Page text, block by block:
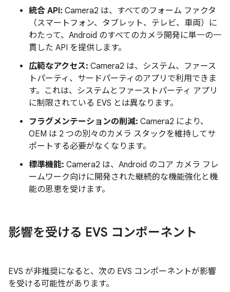
統合 API: Camera2 は、すべてのフォーム ファクタ
（スマートフォン、タブレット、テレビ、車両）に
わたって、Android のすべてのカメラ開発に単一の一
貫した API を提供します。
広範なアクセス: Camera2 は、システム、ファース
トパーティ、サードパーティのアプリで利用できま
す。これは、システムとファーストパーティ アプリ
に制限されている EVS とは異なります。
フラグメンテーションの削減: Camera2 により、
OEM は 2 つの別々のカメラ スタックを維持してサ
ポートする必要がなくなります。
標準機能: Camera2 は、Android のコア カメラ フレ
ームワーク向けに開発された継続的な機能強化と機
能の恩恵を受けます。
影響を受ける EVS コンポーネント
EVS が非推奨になると、次の EVS コンポーネントが影響
を受ける可能性があります。